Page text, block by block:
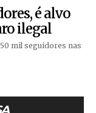
é alvo
ilegal
mil seguidores nas